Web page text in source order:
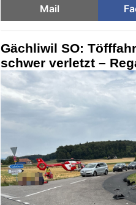
Mail
Gächliwil SO:
schwer verletzt –